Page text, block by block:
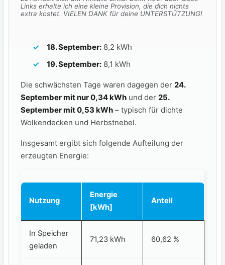
Links erhalte ich eine kleine Provision, die dich nichts
extra kostet. VIELEN DANK für deine UNTERSTÜTZUNG!
18. September: 8,2 kWh
19. September: 8,1 kWh
Die schwächsten Tage waren dagegen der 24.
September mit nur 0,34 kWh und der 25.
September mit 0,53 kWh – typisch für dichte
Wolkendecken und Herbstnebel.
Insgesamt ergibt sich folgende Aufteilung der
erzeugten Energie:
Nutzung
Energie
[kWh]
Anteil
In Speicher
geladen
71,23 kWh 60,62 %